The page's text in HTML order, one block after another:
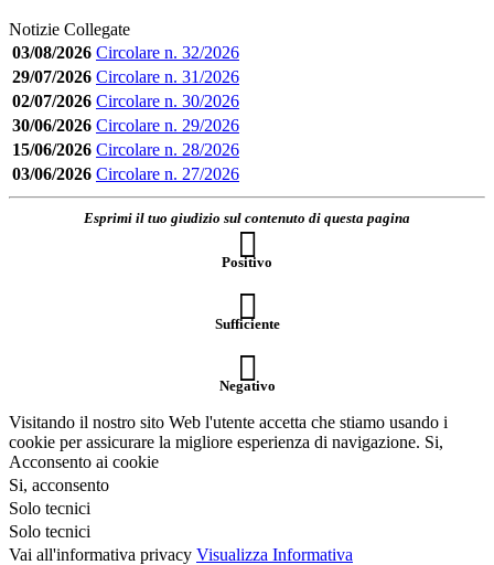
Notizie Collegate
03/08/2026 Circolare n. 32/2026
29/07/2026 Circolare n. 31/2026
02/07/2026 Circolare n. 30/2026
30/06/2026 Circolare n. 29/2026
15/06/2026 Circolare n. 28/2026
03/06/2026 Circolare n. 27/2026
Esprimi il tuo giudizio sul contenuto di questa pagina
Positivo
Sufficiente
Negativo
Visitando il nostro sito Web l'utente accetta che stiamo usando i
cookie per assicurare la migliore esperienza di navigazione. Si,
Acconsento ai cookie
Si, acconsento
Solo tecnici
Solo tecnici
Vai all'informativa privacy Visualizza Informativa